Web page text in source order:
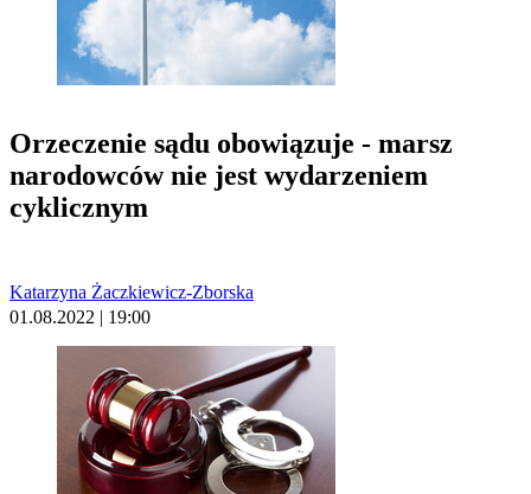
Orzeczenie sądu obowiązuje - marsz
narodowców nie jest wydarzeniem
cyklicznym
Katarzyna Żaczkiewicz-Zborska
01.08.2022 | 19:00